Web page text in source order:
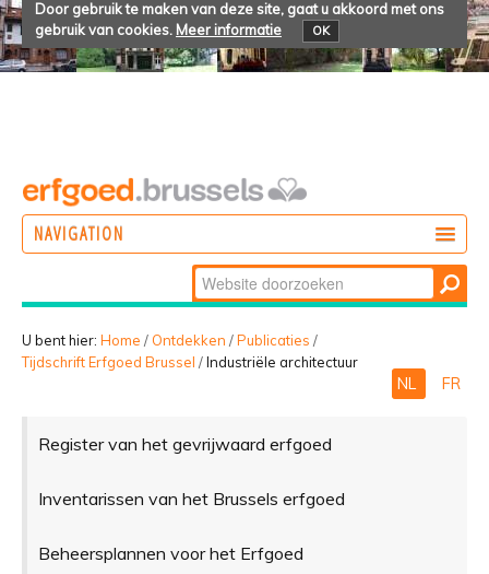
Door gebruik te maken van deze site, gaat u akkoord met ons
gebruik van cookies. Meer informatie OK
NAVIGATION
BELEVEN
Zoek
Geavanceerd
zoeken...
U bent hier: Home / Ontdekken /Publicaties /
Tijdschrift Erfgoed Brussel /Industriële architectuur
NL FR
Register van het gevrijwaard erfgoed
Inventarissen van het Brussels erfgoed
Beheersplannen voor het Erfgoed